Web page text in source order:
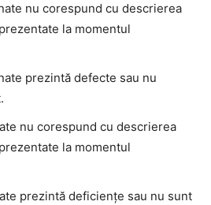
nu corespund cu descrierea
la momentul
prezintă defecte sau nu
nu corespund cu descrierea
la momentul
prezintă deficiențe sau nu sunt